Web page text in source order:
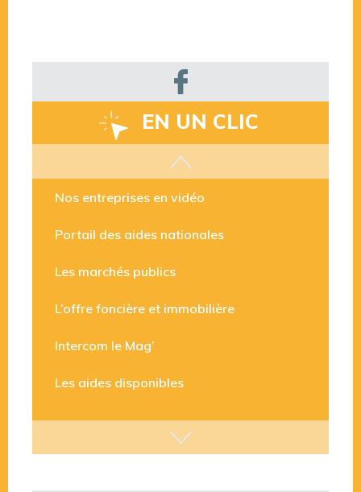
EN UN CLIC
Les aides disponibles
Nos entreprises en vidéo
Les marchés publics
Intercom le Mag’